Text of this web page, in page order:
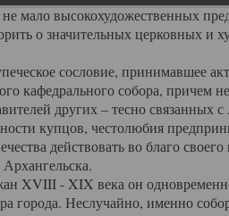
мало высокохудожественных
о значительных церковных и
сословие, принимавшее
кафедрального собора, причем
других – тесно связанных
купцов, честолюбия
действовать во благо своего
- XIX века он
города. Неслучайно, именно